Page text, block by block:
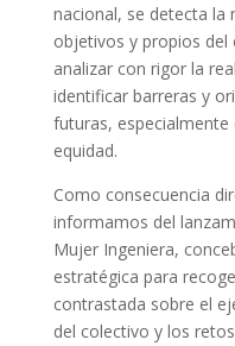
nacional, se detecta la
objetivos y propios del
analizar con rigor la
identificar barreras y
futuras,
equidad.
Como consecuencia
informamos del
Mujer Ingeniera,
estratégica para
contrastada sobre el
del colectivo y los